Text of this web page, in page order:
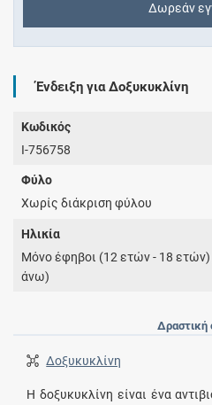
Δωρεάν
Ένδειξη για Δοξυκυκλίνη
Κωδικός
I-756758
Φύλο
Χωρίς διάκριση φύλου
Ηλικία
Μόνο έφηβοι (12 ετών - 18 ετών)
άνω)
Δραστική
Δοξυκυκλίνη
Η δοξυκυκλίνη είναι ένα